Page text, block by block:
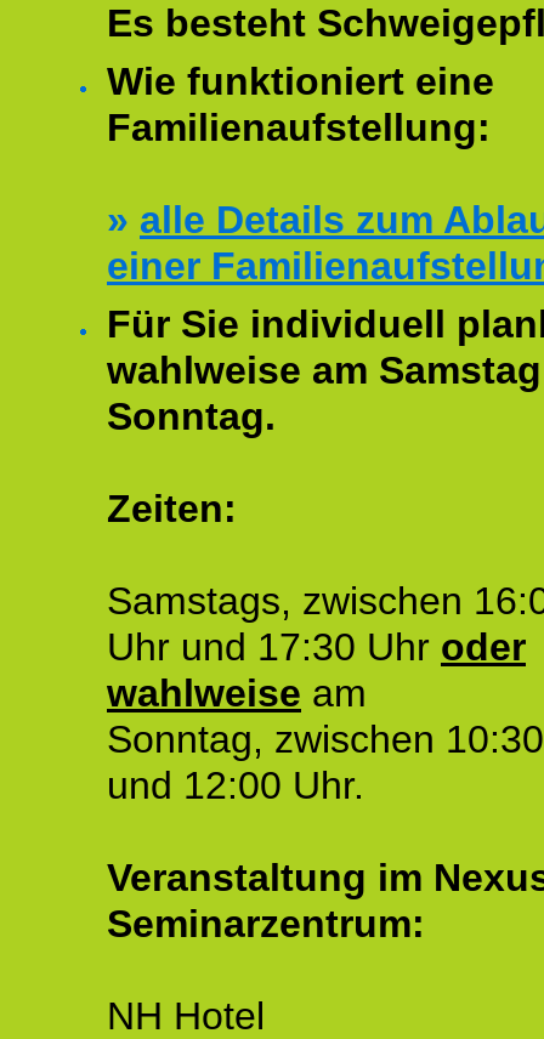
Es besteht
Wie funktioniert eine
Familienaufstellung:
» alle Details zum
einer
Für Sie individuell
wahlweise am
Sonntag.
Zeiten:
Samstags, zwischen
Uhr und 17:30 Uhr oder
wahlweise am
Sonntag, zwischen
und 12:00 Uhr.
Veranstaltung im
Seminarzentrum:
NH Hotel